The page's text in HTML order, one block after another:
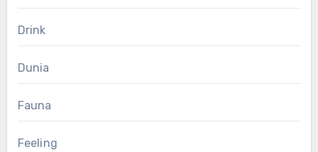
Drink
Dunia
Fauna
Feeling